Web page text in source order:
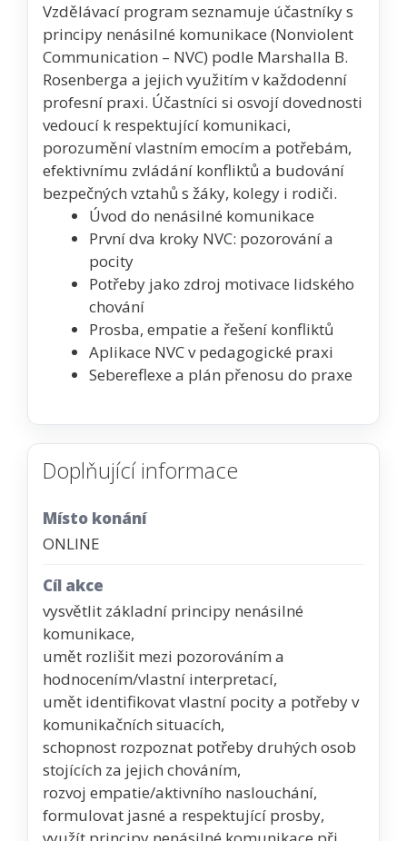
Vzdělávací program seznamuje účastníky s
principy nenásilné komunikace (Nonviolent
Communication – NVC) podle Marshalla B.
Rosenberga a jejich využitím v každodenní
profesní praxi. Účastníci si osvojí dovednosti
vedoucí k respektující komunikaci,
porozumění vlastním emocím a potřebám,
efektivnímu zvládání konfliktů a budování
bezpečných vztahů s žáky, kolegy i rodiči.
Úvod do nenásilné komunikace
První dva kroky NVC: pozorování a
pocity
Potřeby jako zdroj motivace lidského
chování
Prosba, empatie a řešení konfliktů
Aplikace NVC v pedagogické praxi
Sebereflexe a plán přenosu do praxe
Doplňující informace
Místo konání
ONLINE
Cíl akce
vysvětlit základní principy nenásilné
komunikace,
umět rozlišit mezi pozorováním a
hodnocením/vlastní interpretací,
umět identifikovat vlastní pocity a potřeby v
komunikačních situacích,
schopnost rozpoznat potřeby druhých osob
stojících za jejich chováním,
rozvoj empatie/aktivního naslouchání,
formulovat jasné a respektující prosby,